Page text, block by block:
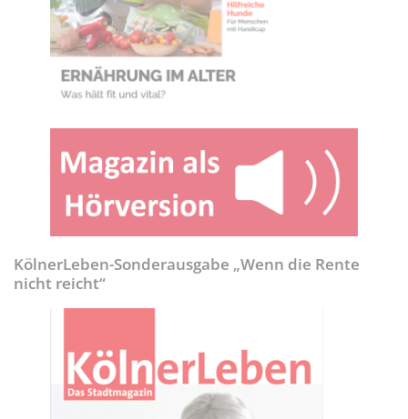
KölnerLeben-Sonderausgabe „Wenn die Rente
nicht reicht“